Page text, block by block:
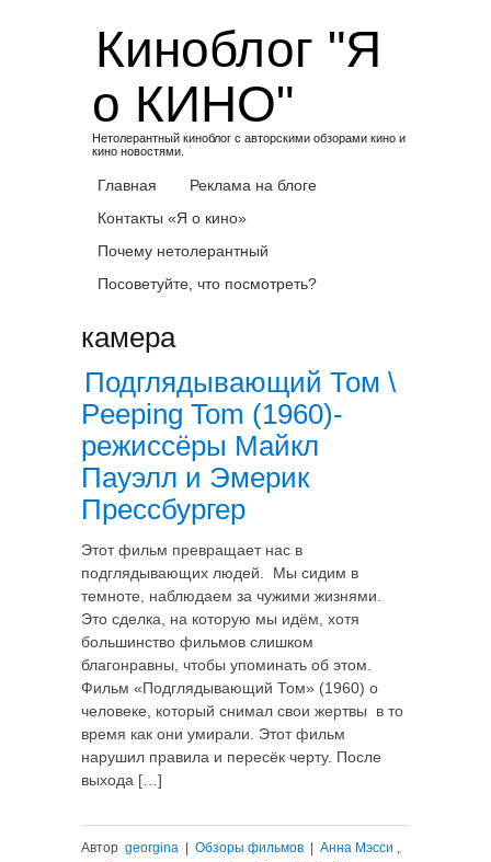
Киноблог "Я
о КИНО"
Нетолерантный киноблог с авторскими обзорами кино и
кино новостями.
Главная
Реклама на блоге
Контакты «Я о кино»
Почему нетолерантный
Посоветуйте, что посмотреть?
камера
Подглядывающий Том \
Peeping Tom (1960)-
режиссёры Майкл
Пауэлл и Эмерик
Прессбургер
Этот фильм превращает нас в
подглядывающих людей. Мы сидим в
темноте, наблюдаем за чужими жизнями.
Это сделка, на которую мы идём, хотя
большинство фильмов слишком
благонравны, чтобы упоминать об этом.
Фильм «Подглядывающий Том» (1960) о
человеке, который снимал свои жертвы в то
время как они умирали. Этот фильм
нарушил правила и пересёк черту. После
выхода […]
Автор georgina Обзоры фильмов Анна Мэсси ,